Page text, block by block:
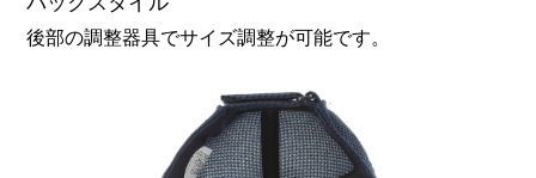
後部の調整器具でサイズ調整が可能です。